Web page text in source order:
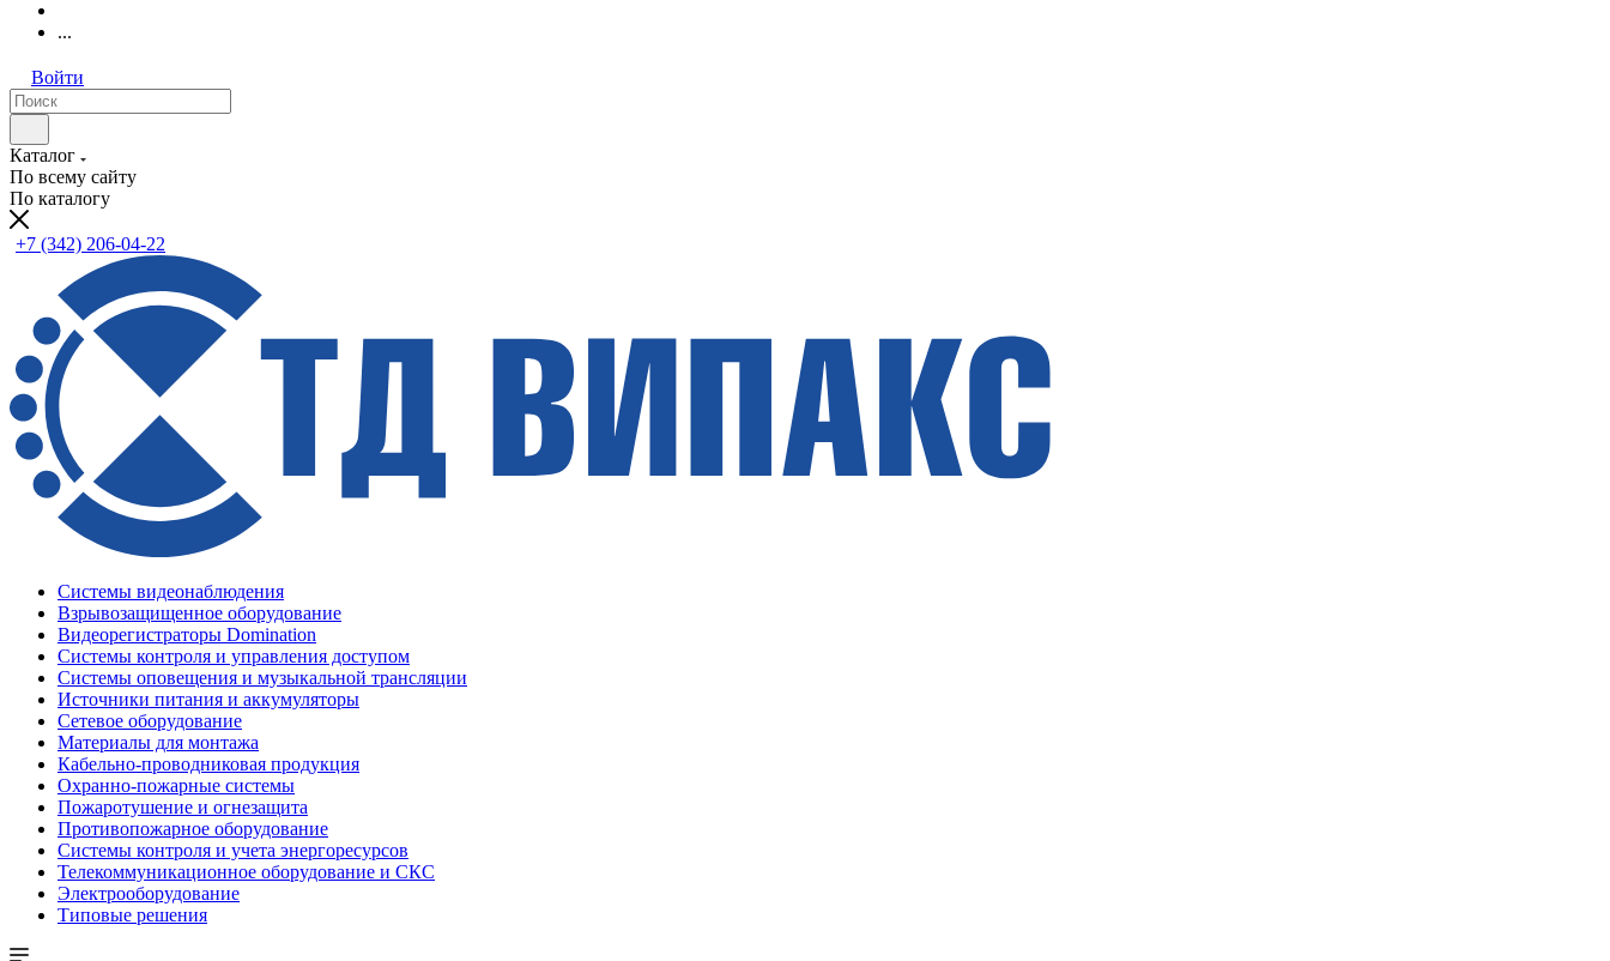
...
Войти
Каталог
По всему сайту
По каталогу
+7 (342) 206-04-22
Системы видеонаблюдения
Взрывозащищенное оборудование
Видеорегистраторы Domination
Системы контроля и управления доступом
Системы оповещения и музыкальной трансляции
Источники питания и аккумуляторы
Сетевое оборудование
Материалы для монтажа
Кабельно-проводниковая продукция
Охранно-пожарные системы
Пожаротушение и огнезащита
Противопожарное оборудование
Системы контроля и учета энергоресурсов
Телекоммуникационное оборудование и СКС
Электрооборудование
Типовые решения